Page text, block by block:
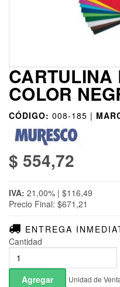
CARTULINA
COLOR
CÓDIGO: 008-185 |
$ 554,72
IVA: 21,00% | $116,49
Precio Final: $671,21
ENTREGA
Cantidad
Unidad de